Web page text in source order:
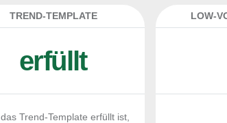
TREND-TEMPLATE
erfüllt
Trend-Template erfüllt ist,
LOW-